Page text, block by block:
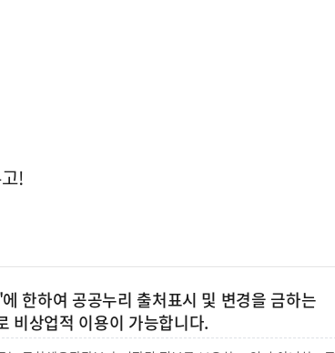
!
한하여 공공누리 출처표시 및 변경을 금하는
비상업적 이용이 가능합니다.